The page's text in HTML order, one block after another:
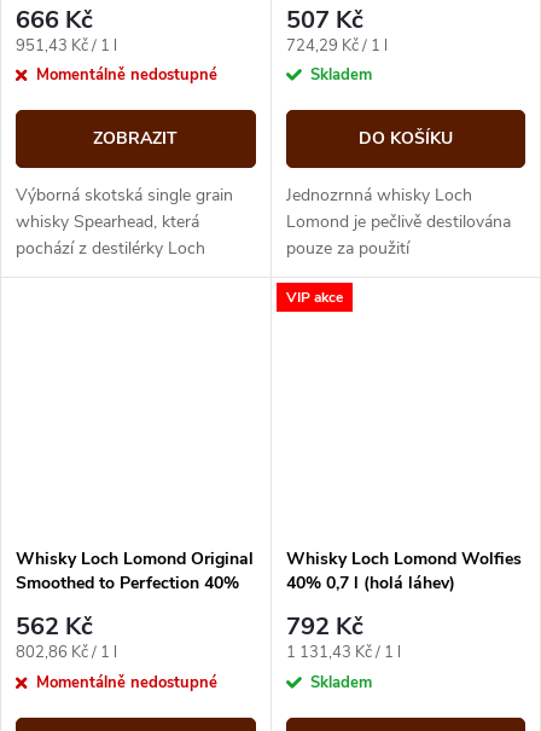
666 Kč
Měrná
cena:
951,43 Kč / 1 l
Momentálně nedostupné
ZOBRAZIT
Výborná skotská single grain
whisky Spearhead, která
pochází z destilérky Loch
Lomond. Prochází dvojitým
507 Kč
Měrná
cena:
724,29 Kč / 1 l
Skladem
DO KOŠÍKU
Jednozrnná whisky Loch
Lomond je pečlivě destilována
pouze za použití
nejkvalitnějšího sladového
ječmene.Toto jediné zrno,
Whisky Loch Lomond Original
Smoothed to Perfection 40%
562 Kč
Měrná
cena:
802,86 Kč / 1 l
Momentálně nedostupné
VIP akce
Whisky Loch Lomond Wolfies
40% 0,7 l (holá láhev)
792 Kč
Měrná
cena:
1 131,43 Kč / 1 l
Skladem